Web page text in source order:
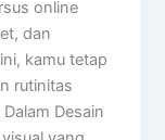
online
dan
kamu tetap
rutinitas
Desain